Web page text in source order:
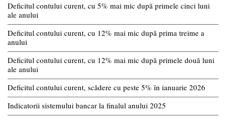
Deficitul contului curent, cu 5% mai mic după primele cinci luni
ale anului
Deficitul contului curent, cu 12% mai mic după prima treime a
anului
Deficitul contului curent, cu 12% mai mic după primele două luni
ale anului
Deficitul contului curent, scădere cu peste 5% în ianuarie 2026
Indicatorii sistemului bancar la finalul anului 2025